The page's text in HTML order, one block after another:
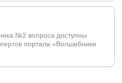
№2 вопроса доступны
портала «Волшебники